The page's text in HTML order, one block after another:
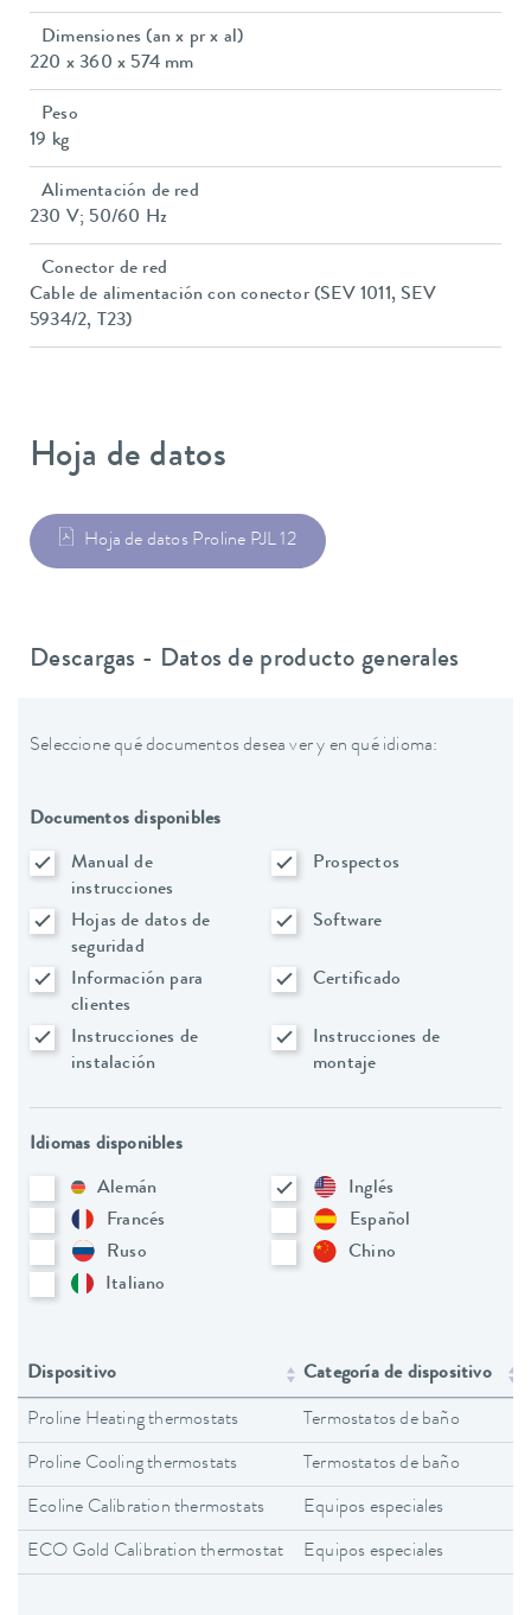
Dimensiones (an x pr x al)
220 x 360 x 574 mm
Peso
19 kg
Alimentación de red
230 V; 50/60 Hz
Conector de red
Cable de alimentación con conector (SEV 1011, SEV
5934/2, T23)
Hoja de datos
Hoja de datos Proline PJL 12
Descargas - Datos de producto generales
Seleccione qué documentos desea ver y en qué idioma:
Documentos disponibles
Manual de
instrucciones
Prospectos
Hojas de datos de
seguridad
Software
Información para
clientes
Certificado
Instrucciones de
instalación
Instrucciones de
montaje
Idiomas disponibles
Alemán
Inglés
Francés
Español
Ruso
Chino
Italiano
Dispositivo Categoría de dispositivo
Proline Heating thermostats Termostatos de baño
Proline Cooling thermostats Termostatos de baño
Ecoline Calibration thermostats Equipos especiales
ECO Gold Calibration thermostat Equipos especiales